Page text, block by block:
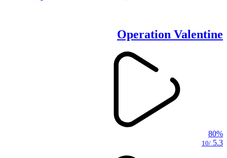
Operation Valentine
80%
5.3
/10